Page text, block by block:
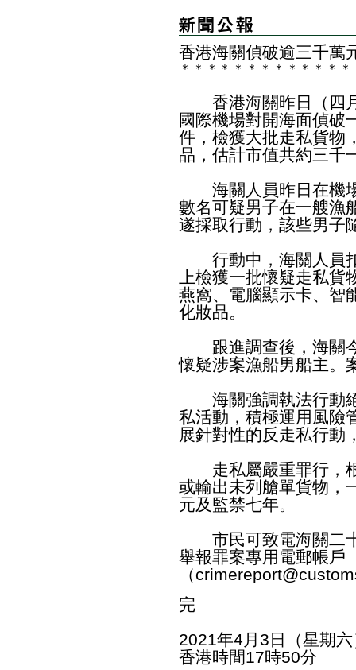
香港海關偵破逾三千萬
＊ ＊ ＊ ＊ ＊ ＊ ＊ ＊ ＊ ＊ ＊ ＊ ＊
香港海關昨日（四月
國際機場對開海面偵破
件，檢獲大批走私貨物
品，估計市值共約三千
海關人員昨日在機場
數名可疑男子在一艘漁
遂採取行動，該些男子
行動中，海關人員扣
上檢獲一批懷疑走私
燕窩、電腦顯示卡、智
化妝品。
跟進調查後，海關今
懷疑涉案漁船男船主。
海關強調執法行動絕
私活動，積極運用風險
展針對性的反走私行動
走私屬嚴重罪行，根
或輸出未列艙單貨物，
元及監禁七年。
市民可致電海關二十
舉報罪案專用電郵帳戶
（
完
2021年4月3日（星期
香港時間17時50分